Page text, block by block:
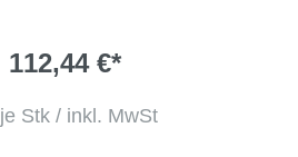
112,44 €*
je Stk / inkl. MwSt